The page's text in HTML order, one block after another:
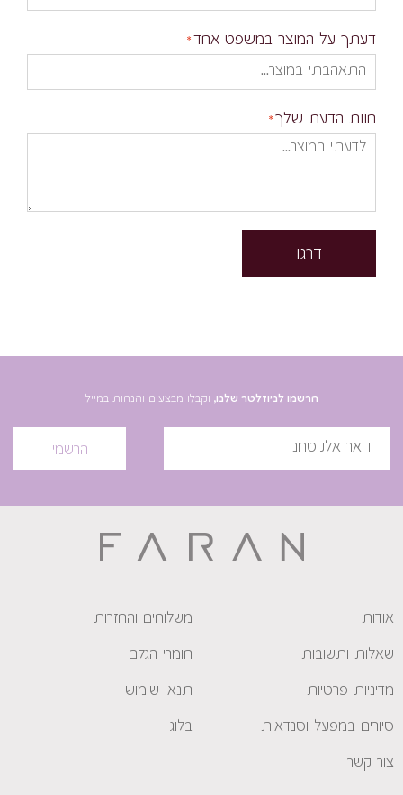
דעתך על המוצר במשפט אחד
חוות הדעת שלך
דרגו
הרשמו לניוזלטר שלנו, וקבלו מבצעים והנחות במייל
הרשמי
אודות משלוחים והחזרות
שאלות ותשובות חומרי הגלם
מדיניות פרטיות תנאי שימוש
סיורים במפעל וסנדאות בלוג
צור קשר